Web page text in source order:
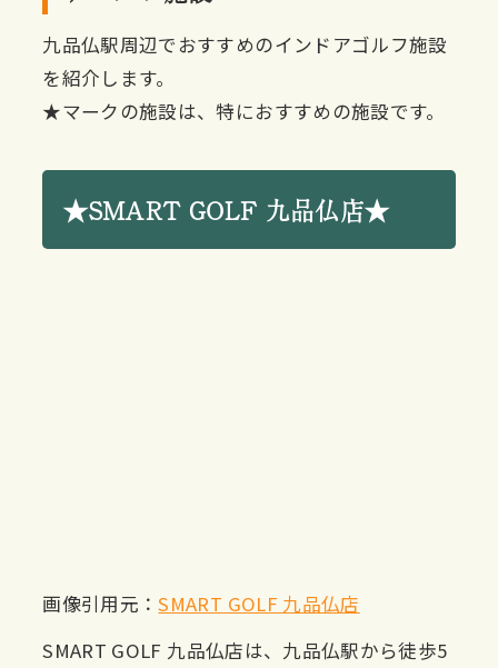
九品仏駅周辺でおすすめのインドアゴルフ施設
を紹介します。
★マークの施設は、特におすすめの施設です。
★SMART GOLF 九品仏店★
画像引用元：SMART GOLF 九品仏店
SMART GOLF 九品仏店は、九品仏駅から徒歩5